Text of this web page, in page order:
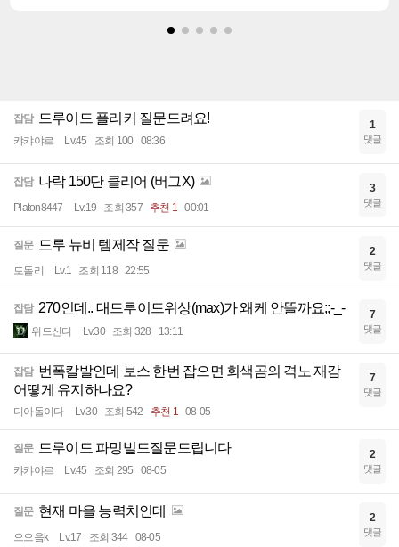
잡담 드루이드 플리커 질문드려요!
캬캬야르 Lv.45 조회 100 08:36
1
댓글
잡담 나락 150단 클리어 (버그X)
Platon8447 Lv.19 조회 357 추천 1 00:01
3
댓글
질문 드루 뉴비 템제작 질문
도돌리 Lv.1 조회 118 22:55
2
댓글
잡담 270인데.. 대드루이드위상(max)가 왜케 안뜰까요;;-_-
위드신디 Lv.30 조회 328 13:11
7
댓글
잡담 번폭칼발인데 보스 한번 잡으면 회색곰의 격노 재감
어떻게 유지하나요?
디아돌이다 Lv.30 조회 542 추천 1 08-05
7
댓글
질문 드루이드 파밍빌드질문드립니다
캬캬야르 Lv.45 조회 295 08-05
2
댓글
질문 현재 마을 능력치인데
으으읔k Lv.17 조회 344 08-05
2
댓글